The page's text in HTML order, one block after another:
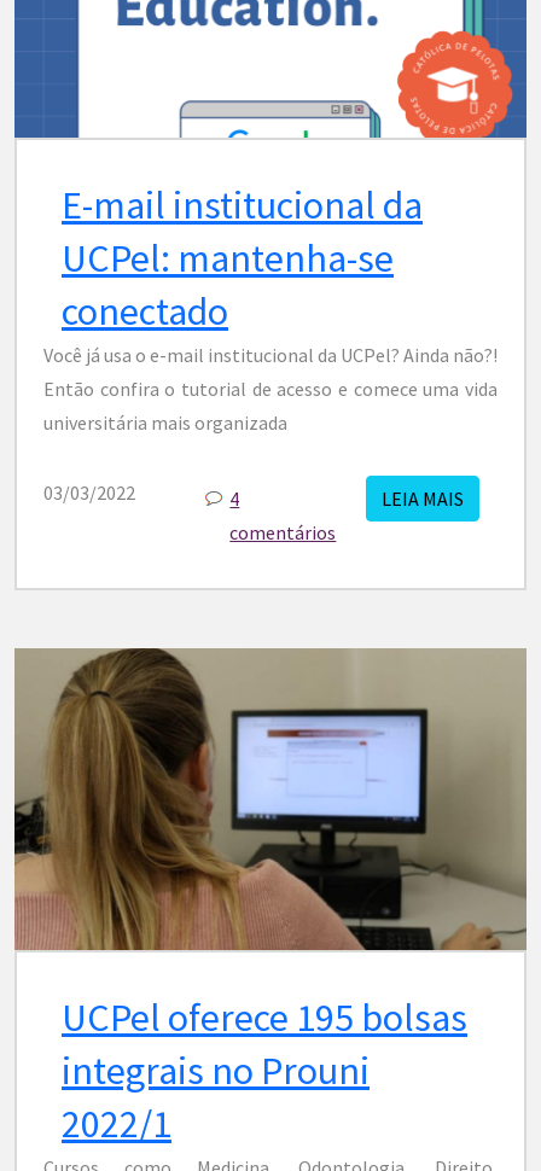
E-mail institucional da
UCPel: mantenha-se
conectado
Você já usa o e-mail institucional da UCPel? Ainda não?!
Então confira o tutorial de acesso e comece uma vida
universitária mais organizada
03/03/2022
4
comentários
LEIA MAIS
UCPel oferece 195 bolsas
integrais no Prouni
2022/1